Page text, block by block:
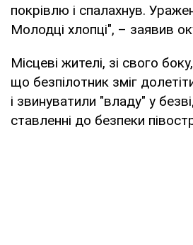
покрівлю і спалахнув.
Молодці хлопці", – заявив
Місцеві жителі, зі свого
що безпілотник зміг
і звинуватили "владу" у
ставленні до безпеки